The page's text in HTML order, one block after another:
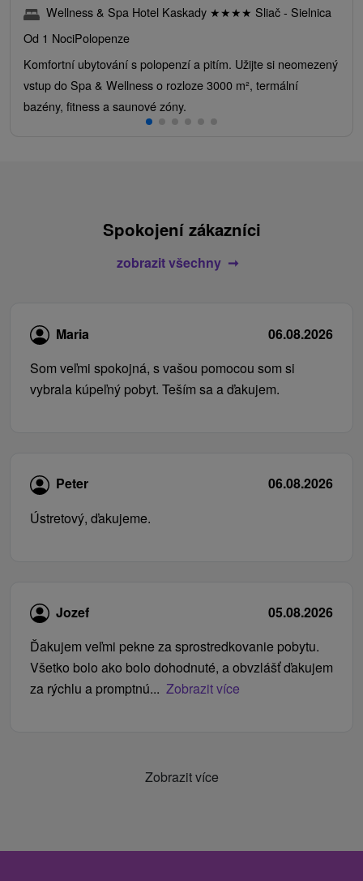
Wellness & Spa Hotel Kaskady ★★★★ Sliač - Sielnica
Od 1 NociPolopenze
Komfortní ubytování s polopenzí a pitím. Užijte si neomezený
vstup do Spa & Wellness o rozloze 3000 m², termální
bazény, fitness a saunové zóny.
Spokojení zákazníci
zobrazit všechny
Maria
06.08.2026
Som veľmi spokojná, s vašou pomocou som si
vybrala kúpeľný pobyt. Teším sa a ďakujem.
Peter
06.08.2026
Ústretový, ďakujeme.
Jozef
05.08.2026
Ďakujem veľmi pekne za sprostredkovanie pobytu.
Všetko bolo ako bolo dohodnuté, a obvzlášť ďakujem
za rýchlu a promptnú... Zobrazit více
Zobrazit více